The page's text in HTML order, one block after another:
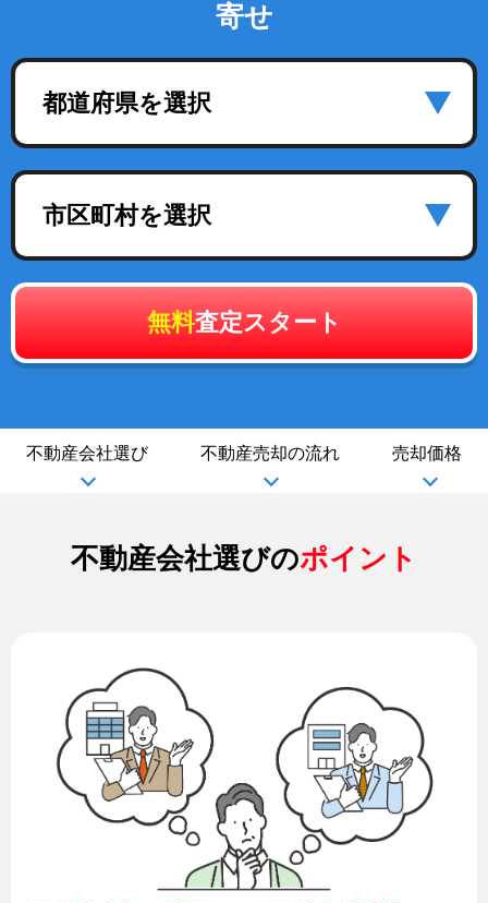
寄せ
都道府県を選択
市区町村を選択
無料査定スタート
不動産会社選び 不動産売却の流れ 売却価格
不動産会社選びのポイント